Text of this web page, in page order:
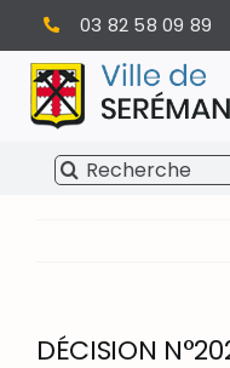
Passer
au
contenu
03 82 58 09 89
SÉRÉMANGE-ERZANGE
Rechercher:
DÉCISION